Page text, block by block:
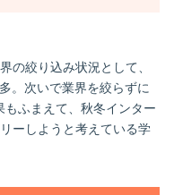
の絞り込み状況として、
。次いで業界を絞らずに
もふまえて、秋冬インター
ーしようと考えている学